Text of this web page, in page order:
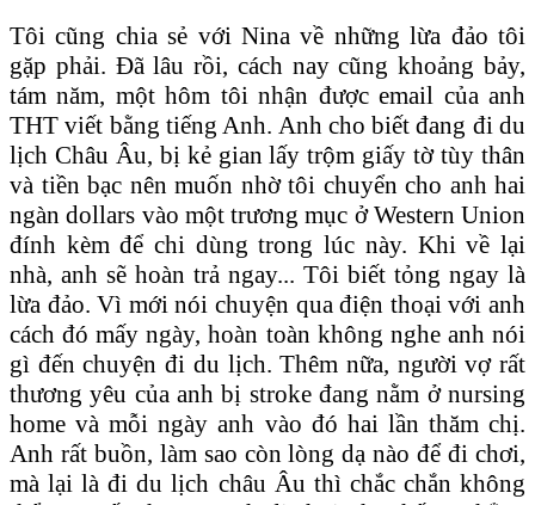
Tôi cũng chia sẻ với Nina về những lừa đảo tôi
gặp phải. Đã lâu rồi, cách nay cũng khoảng bảy,
tám năm, một hôm tôi nhận được email của anh
THT viết bằng tiếng Anh. Anh cho biết đang đi du
lịch Châu Âu, bị kẻ gian lấy trộm giấy tờ tùy thân
và tiền bạc nên muốn nhờ tôi chuyển cho anh hai
ngàn dollars vào một trương mục ở Western Union
đính kèm để chi dùng trong lúc này. Khi về lại
nhà, anh sẽ hoàn trả ngay... Tôi biết tỏng ngay là
lừa đảo. Vì mới nói chuyện qua điện thoại với anh
cách đó mấy ngày, hoàn toàn không nghe anh nói
gì đến chuyện đi du lịch. Thêm nữa, người vợ rất
thương yêu của anh bị stroke đang nằm ở nursing
home và mỗi ngày anh vào đó hai lần thăm chị.
Anh rất buồn, làm sao còn lòng dạ nào để đi chơi,
mà lại là đi du lịch châu Âu thì chắc chắn không